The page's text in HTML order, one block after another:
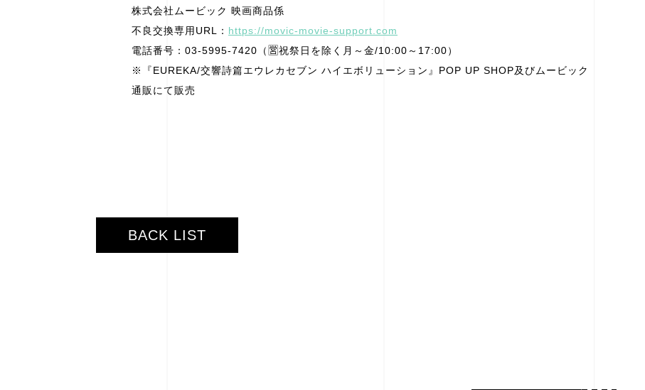
株式会社ムービック 映画商品係
不良交換専用URL： https://movic-movie-support.com
電話番号：03-5995-7420（🈺祝祭日を除く月～金/10:00～17:00）
※『EUREKA/交響詩篇エウレカセブン ハイエボリューション』POP UP SHOP及びムービック
通販にて販売
BACK LIST